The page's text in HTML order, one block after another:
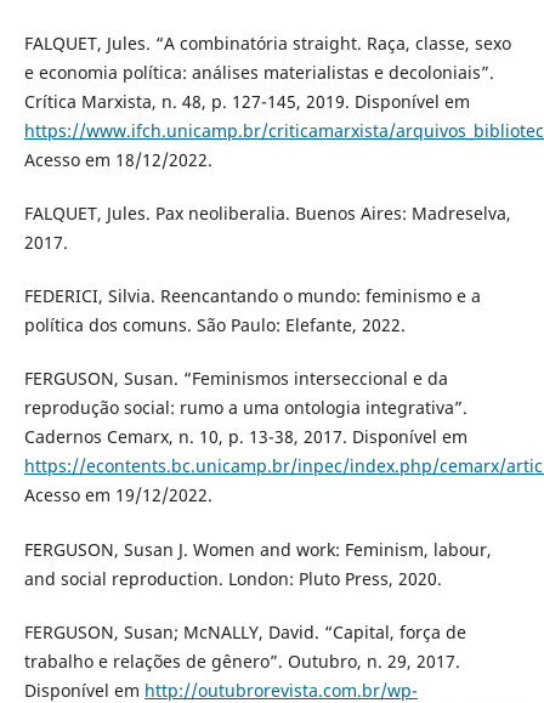
FALQUET, Jules. “A combinatória straight. Raça, classe, sexo
e economia política: análises materialistas e decoloniais”.
Crítica Marxista, n. 48, p. 127-145, 2019. Disponível em
https://www.ifch.unicamp.br/criticamarxista/
Acesso em 18/12/2022.
FALQUET, Jules. Pax neoliberalia. Buenos Aires: Madreselva,
2017.
FEDERICI, Silvia. Reencantando o mundo: feminismo e a
política dos comuns. São Paulo: Elefante, 2022.
FERGUSON, Susan. “Feminismos interseccional e da
reprodução social: rumo a uma ontologia integrativa”.
Cadernos Cemarx, n. 10, p. 13-38, 2017. Disponível em
https://econtents.bc.unicamp.br/inpec/index.php/cemarx/
Acesso em 19/12/2022.
FERGUSON, Susan J. Women and work: Feminism, labour,
and social reproduction. London: Pluto Press, 2020.
FERGUSON, Susan; McNALLY, David. “Capital, força de
trabalho e relações de gênero”. Outubro, n. 29, 2017.
Disponível em http://outubrorevista.com.br/wp-